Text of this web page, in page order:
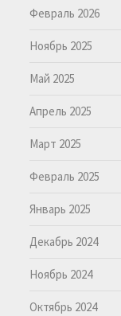
Февраль 2026
Ноябрь 2025
Май 2025
Апрель 2025
Март 2025
Февраль 2025
Январь 2025
Декабрь 2024
Ноябрь 2024
Октябрь 2024